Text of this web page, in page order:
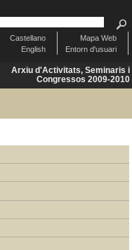
Mapa Web
Entorn d'usuari
Castellano
English
Arxiu d'Activitats, Seminaris i
Congressos 2009-2010